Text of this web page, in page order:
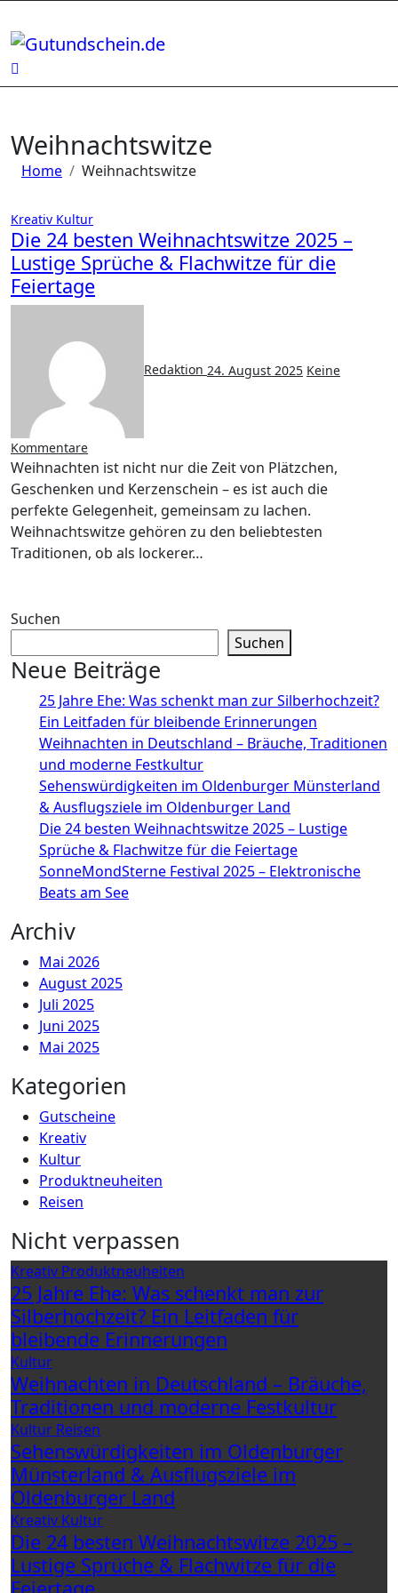
Inhalt
springen
Weihnachtswitze
Home Weihnachtswitze
Kreativ Kultur
Die 24 besten Weihnachtswitze 2025 –
Lustige Sprüche & Flachwitze für die
Feiertage
Redaktion 24. August 2025 Keine
Kommentare
Weihnachten ist nicht nur die Zeit von Plätzchen,
Geschenken und Kerzenschein – es ist auch die
perfekte Gelegenheit, gemeinsam zu lachen.
Weihnachtswitze gehören zu den beliebtesten
Traditionen, ob als lockerer…
Suchen
Suchen
Neue Beiträge
25 Jahre Ehe: Was schenkt man zur Silberhochzeit?
Ein Leitfaden für bleibende Erinnerungen
Weihnachten in Deutschland – Bräuche, Traditionen
und moderne Festkultur
Sehenswürdigkeiten im Oldenburger Münsterland
& Ausflugsziele im Oldenburger Land
Die 24 besten Weihnachtswitze 2025 – Lustige
Sprüche & Flachwitze für die Feiertage
SonneMondSterne Festival 2025 – Elektronische
Beats am See
Archiv
Mai 2026
August 2025
Juli 2025
Juni 2025
Mai 2025
Kategorien
Gutscheine
Kreativ
Kultur
Produktneuheiten
Reisen
Nicht verpassen
Kreativ Produktneuheiten
25 Jahre Ehe: Was schenkt man zur
Silberhochzeit? Ein Leitfaden für
bleibende Erinnerungen
Kultur
Weihnachten in Deutschland – Bräuche,
Traditionen und moderne Festkultur
Kultur Reisen
Sehenswürdigkeiten im Oldenburger
Münsterland & Ausflugsziele im
Oldenburger Land
Kreativ Kultur
Die 24 besten Weihnachtswitze 2025 –
Lustige Sprüche & Flachwitze für die
Feiertage